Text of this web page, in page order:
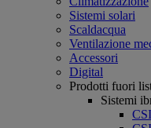
Sistemi solari
Scaldacqua
Ventilazione
Accessori
Digital
Prodotti fuori
Sistemi